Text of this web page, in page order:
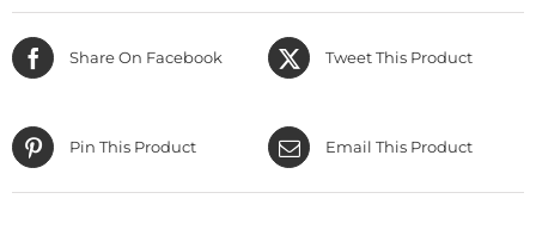
Share On Facebook Tweet This Product
Pin This Product Email This Product